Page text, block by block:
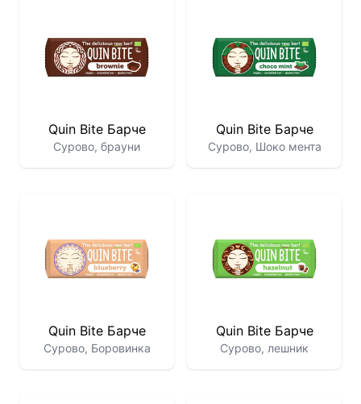
Quin Bite Барче
Сурово, брауни
Quin Bite Барче
Сурово, Шоко мента
Quin Bite Барче
Сурово, Боровинка
Quin Bite Барче
Сурово, лешник